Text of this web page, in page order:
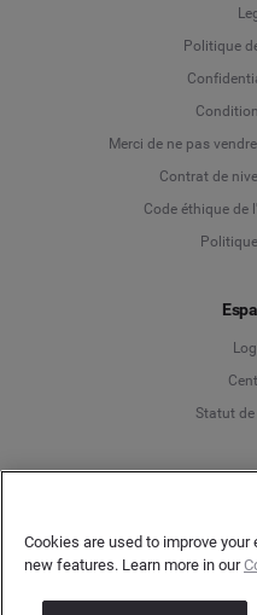
Politique
Merci de ne pas
Contrat de
Code éthique de
Statut
Copyright © 2026 Brandwatch. Tous
Cookies are used to improve
new features. Learn more in our